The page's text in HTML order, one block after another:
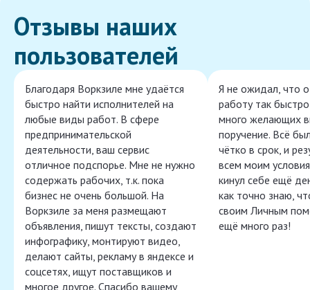
Отзывы наших
пользователей
Благодаря Воркзиле мне удаётся
быстро найти исполнителей на
любые виды работ. В сфере
предпринимательской
деятельности, ваш сервис
отличное подспорье. Мне не нужно
содержать рабочих, т.к. пока
бизнес не очень большой. На
Воркзиле за меня размещают
объявления, пишут тексты, создают
инфографику, монтируют видео,
делают сайты, рекламу в яндексе и
соцсетях, ищут поставщиков и
многое другое. Спасибо вашему
Я не ожидал, что
работу так
много желающих
поручение. Всё
чётко в срок, и
всем моим
кинул себе ещё
как точно знаю,
своим Личным
ещё много раз!